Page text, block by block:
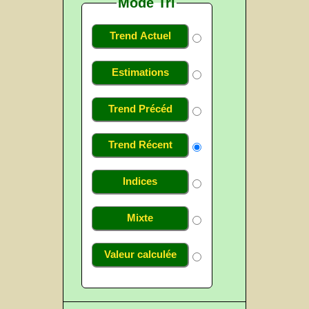
Trend Actuel
Estimations
Trend Précéd
Trend Récent
Indices
Mixte
Valeur calculée